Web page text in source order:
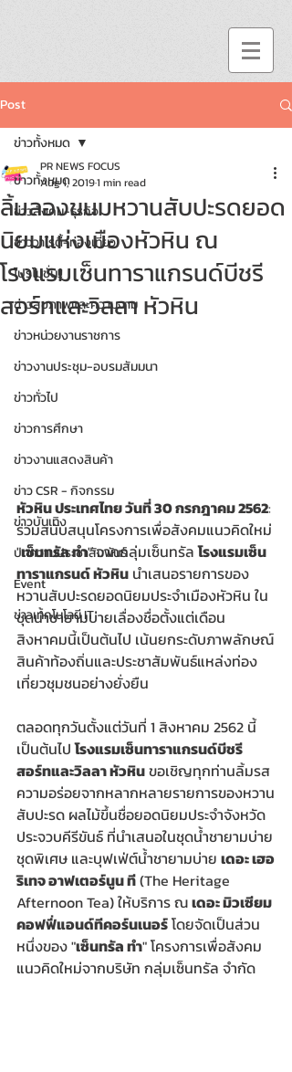
Post
ข่าวทั้งหมด
ข่าวสังคม-ธุรกิจ
ข่าววาไรตี้-ท่องเที่ยว
โปรโมชั่น!!
ข่าวสุขภาพและความงาม
ข่าวหน่วยงานราชการ
ข่าวงานประชุม-อบรมสัมมนา
ข่าวทั่วไป
ข่าวการศึกษา
ข่าวงานแสดงสินค้า
ข่าว CSR - กิจกรรม
ข่าวบันเทิง
บทความประชาสัมพันธ์
Event
ข่าวเทคโนโลยี IT
ข่าวทั้งหมด
ลิ้มลองขนมหวานสับปะรดยอด
นิยมแห่งเมืองหัวหิน ณ
โรงแรมเซ็นทาราแกรนด์บีชรี
สอร์ทและวิลลา หัวหิน
PR NEWS FOCUS
Aug 1, 20191 min read
หัวหิน ประเทศไทย วันที่ 30 กรกฎาคม 2562:
ร่วมสนับสนุนโครงการเพื่อสังคมแนวคิดใหม่
"เซ็นทรัล ทำ" จากกลุ่มเซ็นทรัล โรงแรมเซ็น
ทาราแกรนด์ หัวหิน นำเสนอรายการของ
หวานสับปะรดยอดนิยมประจำเมืองหัวหิน ใน
ชุดน้ำชายามบ่ายเลื่องชื่อตั้งแต่เดือน
สิงหาคมนี้เป็นต้นไป เน้นยกระดับภาพลักษณ์
สินค้าท้องถิ่นและประชาสัมพันธ์แหล่งท่อง
เที่ยวชุมชนอย่างยั่งยืน
ตลอดทุกวันตั้งแต่วันที่ 1 สิงหาคม 2562 นี้
เป็นต้นไป โรงแรมเซ็นทาราแกรนด์บีชรี
สอร์ทและวิลลา หัวหิน ขอเชิญทุกท่านลิ้มรส
ความอร่อยจากหลากหลายรายการของหวาน
สับปะรด ผลไม้ขึ้นชื่อยอดนิยมประจำจังหวัด
ประจวบคีรีขันธ์ ที่นำเสนอในชุดน้ำชายามบ่าย
ชุดพิเศษ และบุฟเฟ่ต์น้ำชายามบ่าย เดอะ เฮอ
ริเทจ อาฟเตอร์นูน ที (The Heritage
Afternoon Tea) ให้บริการ ณ เดอะ มิวเซียม
คอฟฟี่แอนด์ทีคอร์นเนอร์ โดยจัดเป็นส่วน
หนึ่งของ "เซ็นทรัล ทำ" โครงการเพื่อสังคม
แนวคิดใหม่จากบริษัท กลุ่มเซ็นทรัล จำกัด